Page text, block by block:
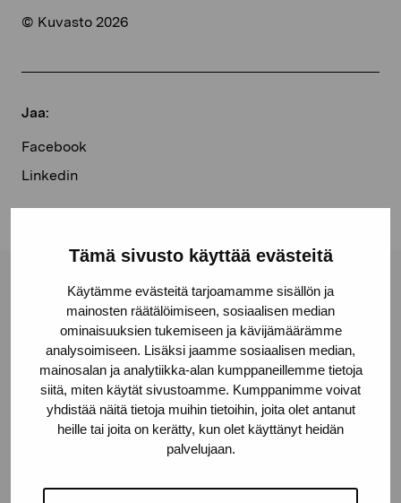
Tämä sivusto käyttää evästeitä
Käytämme evästeitä tarjoamamme sisällön ja
mainosten räätälöimiseen, sosiaalisen median
ominaisuuksien tukemiseen ja kävijämäärämme
analysoimiseen. Lisäksi jaamme sosiaalisen median,
mainosalan ja analytiikka-alan kumppaneillemme tietoja
siitä, miten käytät sivustoamme. Kumppanimme voivat
yhdistää näitä tietoja muihin tietoihin, joita olet antanut
heille tai joita on kerätty, kun olet käyttänyt heidän
palvelujaan.
© Kuvasto 2026
Jaa:
Facebook
Linkedin
Pro Artibus -säätiö
Kustaa Vaasan katu 11
10600 Tammisaari
proartibus@proartibus.fi
+358 (0)50 371 6339